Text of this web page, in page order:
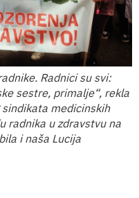
Radnici su svi:
sestre, primalje“, rekla
sindikata medicinskih
radnika u zdravstvu na
i naša Lucija